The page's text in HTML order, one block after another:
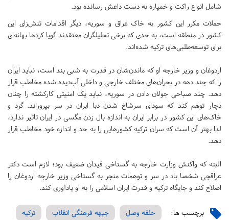
شامل انواع راکت و خمپاره به دست داعش رسانده بود.
حملات مکرر این کشور به خاک عراق و سوریه، دیگر اقدامات تنش‌زای این
کشور در منطقه است، به حدی که برخی تحلیلگران معتقدند گویا کردها بهانه‌ای
برای توسعه‌طلبی‌های ترکیه شده‌اند.
اردوغان و وزیر خارجه او که ماندن‌شان در قدرت به شبی بند است، نباید ایران
را که چند دهه در بحران‌های مختلف خارجی و داخلی آب‌دیده شده مخاطب قرار
دهد. چند صباحی جولان دادن در سوریه، نباید یک امنیتی کارکشته را چنان
دچار توهم کند که سودای سرشاخ شدن دبا ایران در سر بپروراند. گرد و
خاک‌های این کشور در برابر ایران به اندازه بال زدن مگسی در ایران تاثیر ندارد،
لذا بهتر آن است که سران ترکیه کشورهایی را به حد و اندازه خود مخاطب قرار
دهد.
البته که واکنش وزارت خارجه به گستاخی فیدان ضعیف بود؛ لازم است دکتر
عراقچی شخصا باد در سر و توهمات منجر به گستاخی وزیر خارجه اردوغان را
اصلاح کند و جایگاه ترکیه و قدرت ایران اسلامی را به او یادآوری کند.
برچسب ها: حلقه وصل جبهه فرهنگی انقلاب
ترکیه